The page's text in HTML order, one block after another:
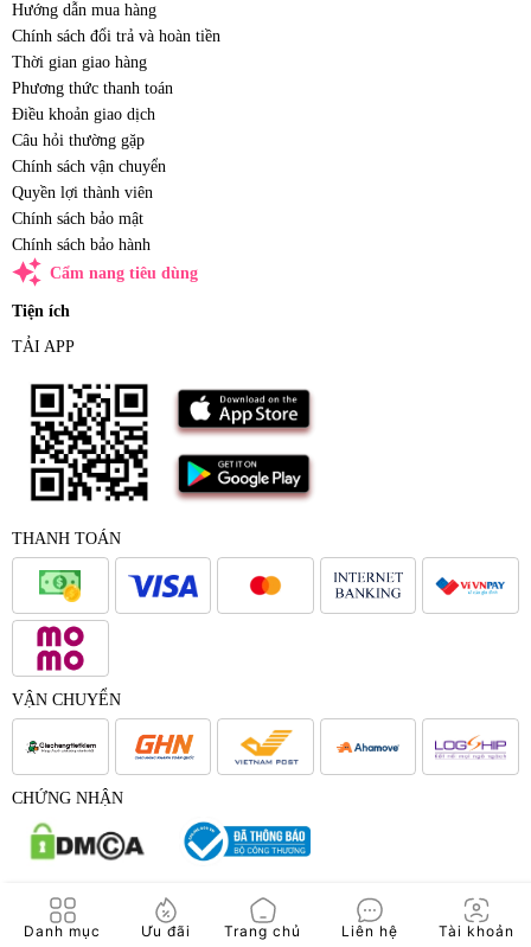
Danh mục Ưu đãi Trang chủ Liên hệ Tài khoản
Hướng dẫn mua hàng
Chính sách đổi trả và hoàn tiền
Thời gian giao hàng
Phương thức thanh toán
Điều khoản giao dịch
Câu hỏi thường gặp
Chính sách vận chuyển
Quyền lợi thành viên
Chính sách bảo mật
Chính sách bảo hành
auto_awesome Cẩm nang tiêu dùng
Tiện ích
TẢI APP
THANH TOÁN
VẬN CHUYỂN
CHỨNG NHẬN
© 2017 - Bản quyền của Công Ty Cổ Phần Japana Việt Nam -
Japana.vn